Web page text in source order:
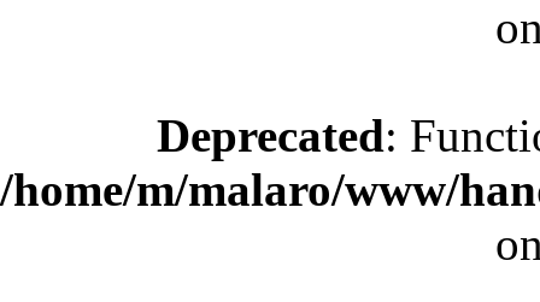
Deprecated:
/home/m/malaro/www/